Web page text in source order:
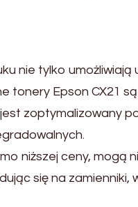
nie tylko
tonery Epson CX21
zoptymalizowany
niższej ceny, mogą
się na